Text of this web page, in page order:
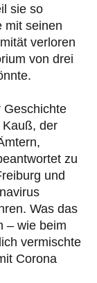
sie so
mit seinen
verloren
von drei
Geschichte
der
zu
und
Was das
– wie beim
vermischte
Corona